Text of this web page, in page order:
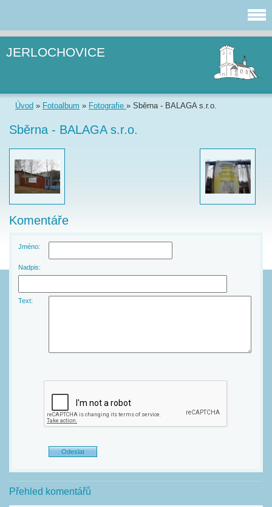
JERLOCHOVICE
Úvod » Fotoalbum » Fotografie » Sběrna - BALAGA s.r.o.
Sběrna - BALAGA s.r.o.
Komentáře
Jméno:
Nadpis:
Text:
Přehled komentářů